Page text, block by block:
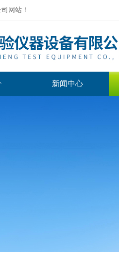
网站！
新闻中心